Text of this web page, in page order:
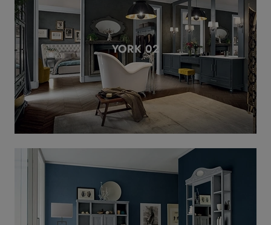
YORK 02